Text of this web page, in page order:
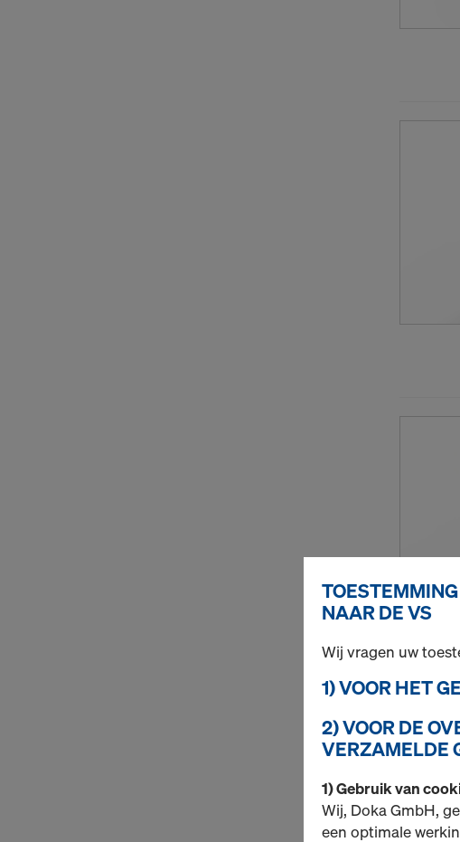
NAAR DE VS
Wij vragen uw
1) VOOR HET
2) VOOR DE
VERZAMELDE
1) Gebruik van
Wij, Doka GmbH,
een optimale